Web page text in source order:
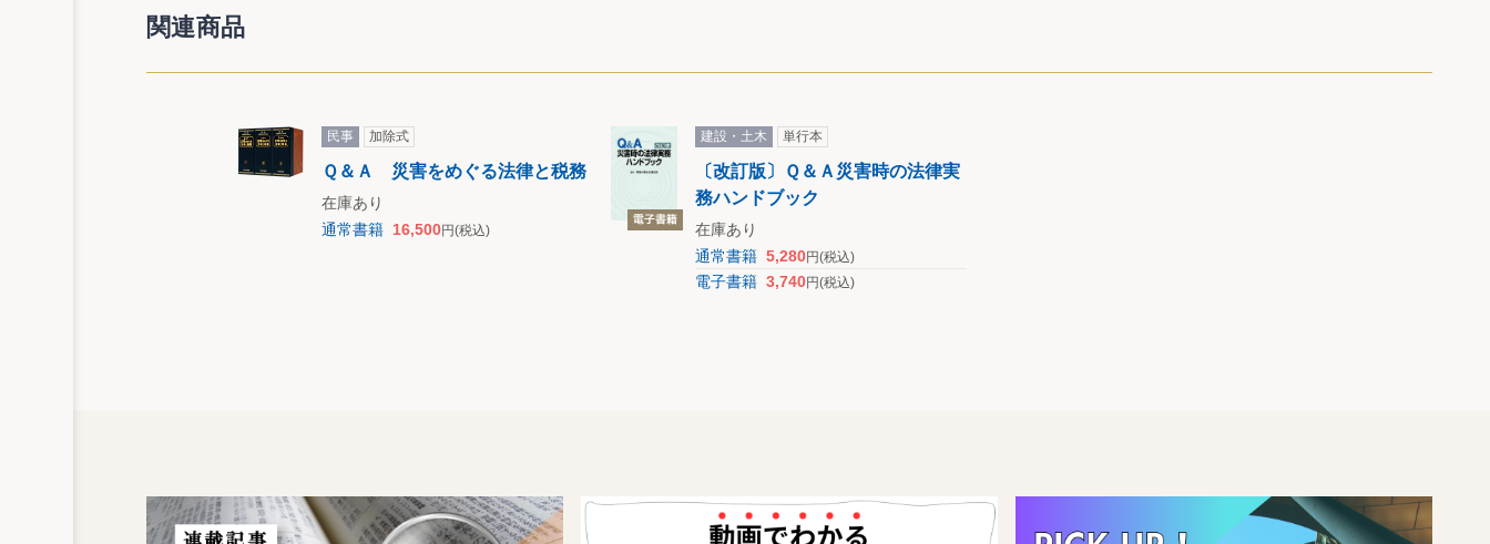
関連商品
民事 加除式
Ｑ＆Ａ 災害をめぐる法律と税務
在庫あり
通常書籍 16,500円(税込)
建設・土木 単行本
〔改訂版〕Ｑ＆Ａ災害時の法律実
務ハンドブック
在庫あり
通常書籍 5,280円(税込)
電子書籍 3,740円(税込)